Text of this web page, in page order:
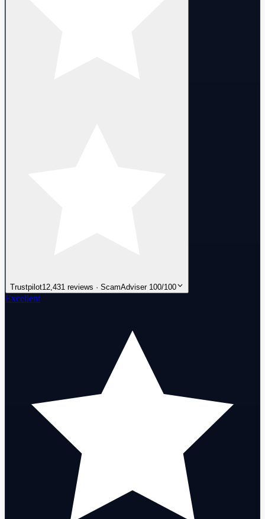
Trustpilot12,431 reviews · ScamAdviser 100/100
Excellent